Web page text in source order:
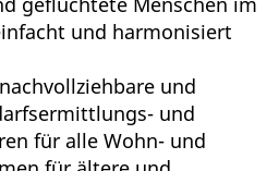
und harmonisiert
und
und
für alle Wohn- und